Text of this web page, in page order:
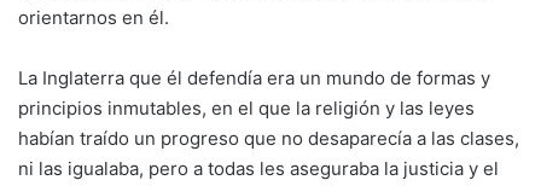
orientarnos en él.
La Inglaterra que él defendía era un mundo de formas y
principios inmutables, en el que la religión y las leyes
habían traído un progreso que no desaparecía a las clases,
ni las igualaba, pero a todas les aseguraba la justicia y el